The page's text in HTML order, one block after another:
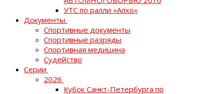
УТС по ралли «Алхо»
Документы
Спортивные документы
Спортивные разряды
Спортивная медицина
Судейство
Серии
2026
Кубок Санкт-Петербурга по